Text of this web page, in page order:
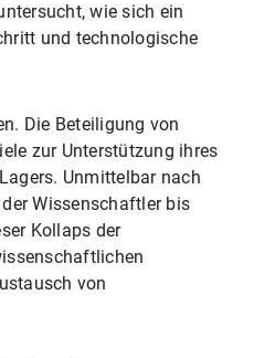
wie sich ein
und technologische
Die Beteiligung von
zur Unterstützung ihres
Unmittelbar nach
Wissenschaftler bis
Kollaps der
von